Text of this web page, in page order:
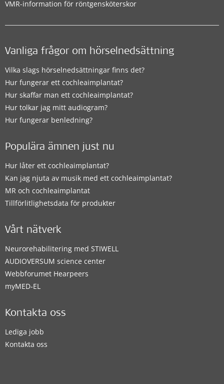
VMR-information för röntgensköterskor
Vanliga frågor om hörselnedsättning
Vilka slags hörselnedsättningar finns det?
Hur fungerar ett cochleaimplantat?
Hur skaffar man ett cochleaimplantat?
Hur tolkar jag mitt audiogram?
Hur fungerar benledning?
Populära ämnen just nu
Hur låter ett cochleaimplantat?
Kan jag njuta av musik med ett cochleaimplantat?
MR och cochleaimplantat
Tillförlitlighetsdata för produkter
Vårt nätverk
Neurorehabilitering med STIWELL
AUDIOVERSUM science center
Webbforumet Hearpeers
myMED‑EL
Kontakta oss
Lediga jobb
Kontakta oss